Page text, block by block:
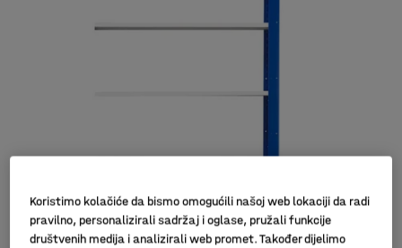
Koristimo kolačiće da bismo omogućili našoj web lokaciji da radi
pravilno, personalizirali sadržaj i oglase, pružali funkcije
društvenih medija i analizirali web promet. Također dijelimo